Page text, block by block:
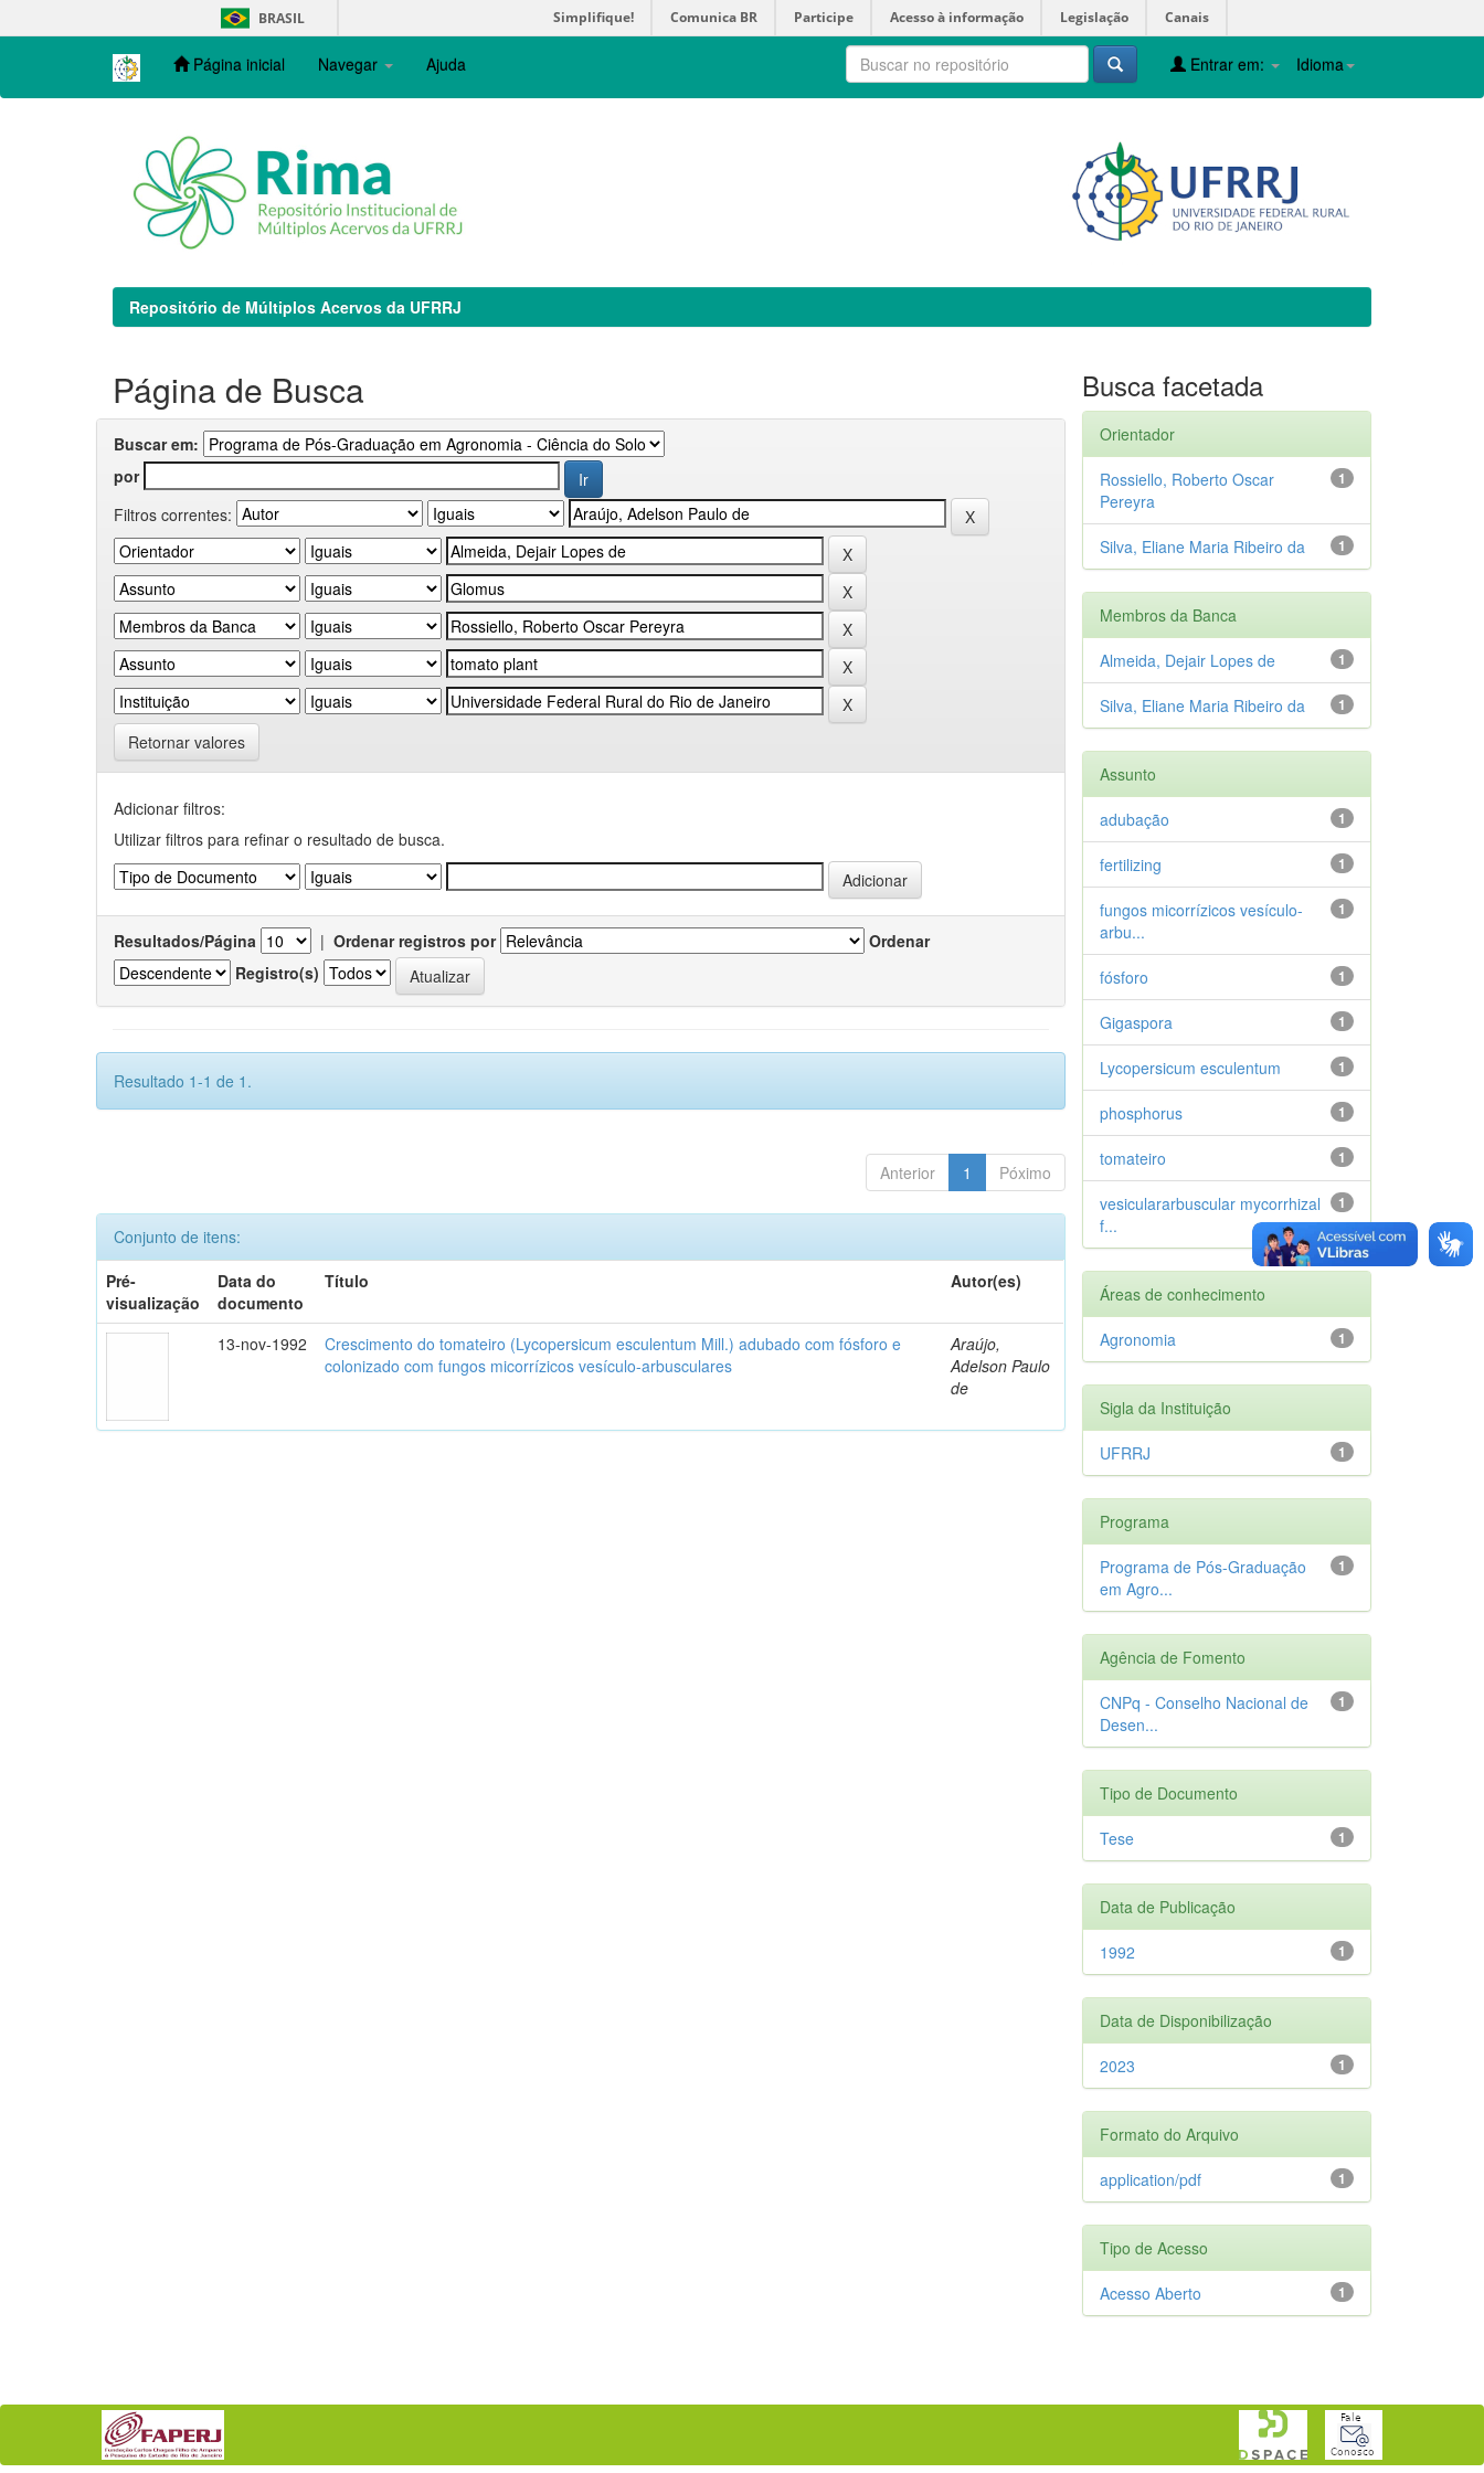
navigation
BRASIL Simplifique! Comunica BR Participe Acesso à informação Legislação Canais
Página inicial Navegar Ajuda Idioma
Entrar em:
Repositório de Múltiplos Acervos da UFRRJ
Página de Busca
Buscar em:
por
Filtros correntes:
Retornar valores
Adicionar filtros:
Utilizar filtros para refinar o resultado de busca.
Resultados/Página | Ordenar registros por
Ordenar
Registro(s)
Resultado 1-1 de 1.
Anterior 1 Póximo
Conjunto de itens:
Pré-
visualização
Data do
documento
Título Autor(es)
13-nov-1992
Crescimento do tomateiro (Lycopersicum esculentum Mill.) adubado com fósforo e
colonizado com fungos micorrízicos vesículo-arbusculares
Araújo,
Adelson Paulo
de
Busca facetada
Orientador
1
Rossiello, Roberto Oscar
Pereyra
1
Silva, Eliane Maria Ribeiro da
Membros da Banca
1
Almeida, Dejair Lopes de
1
Silva, Eliane Maria Ribeiro da
Assunto
1
adubação
1
fertilizing
1
fungos micorrízicos vesículo-
arbu...
1
fósforo
1
Gigaspora
1
Lycopersicum esculentum
1
phosphorus
1
tomateiro
1
vesiculararbuscular mycorrhizal
f...
Áreas de conhecimento
1
Agronomia
Sigla da Instituição
1
UFRRJ
Programa
1
Programa de Pós-Graduação
em Agro...
Agência de Fomento
1
CNPq - Conselho Nacional de
Desen...
Tipo de Documento
1
Tese
Data de Publicação
1
1992
Data de Disponibilização
1
2023
Formato do Arquivo
1
application/pdf
Tipo de Acesso
1
Acesso Aberto